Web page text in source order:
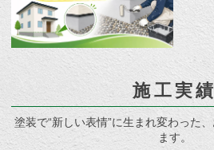
施工実績
塗装で“新しい表情”に生まれ変わった
ます。